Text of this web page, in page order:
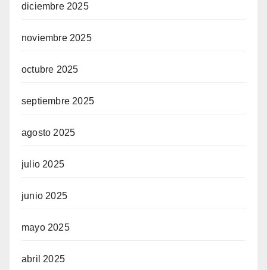
diciembre 2025
noviembre 2025
octubre 2025
septiembre 2025
agosto 2025
julio 2025
junio 2025
mayo 2025
abril 2025